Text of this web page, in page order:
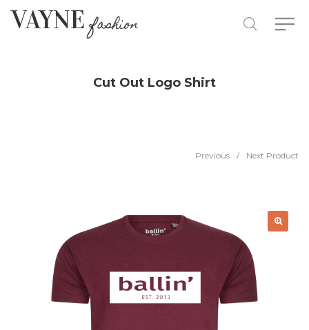
Cut Out Logo Shirt
Previous / Next Product